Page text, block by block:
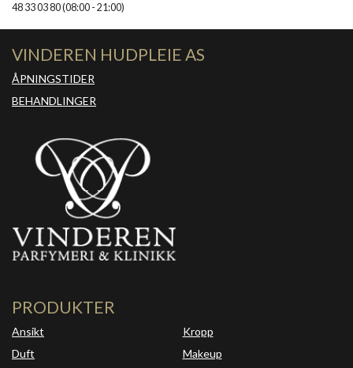
48 33 03 80 (08:00 - 21:00)
VINDEREN HUDPLEIE AS
ÅPNINGSTIDER
BEHANDLINGER
PRODUKTER
Ansikt
Duft
Kropp
Makeup